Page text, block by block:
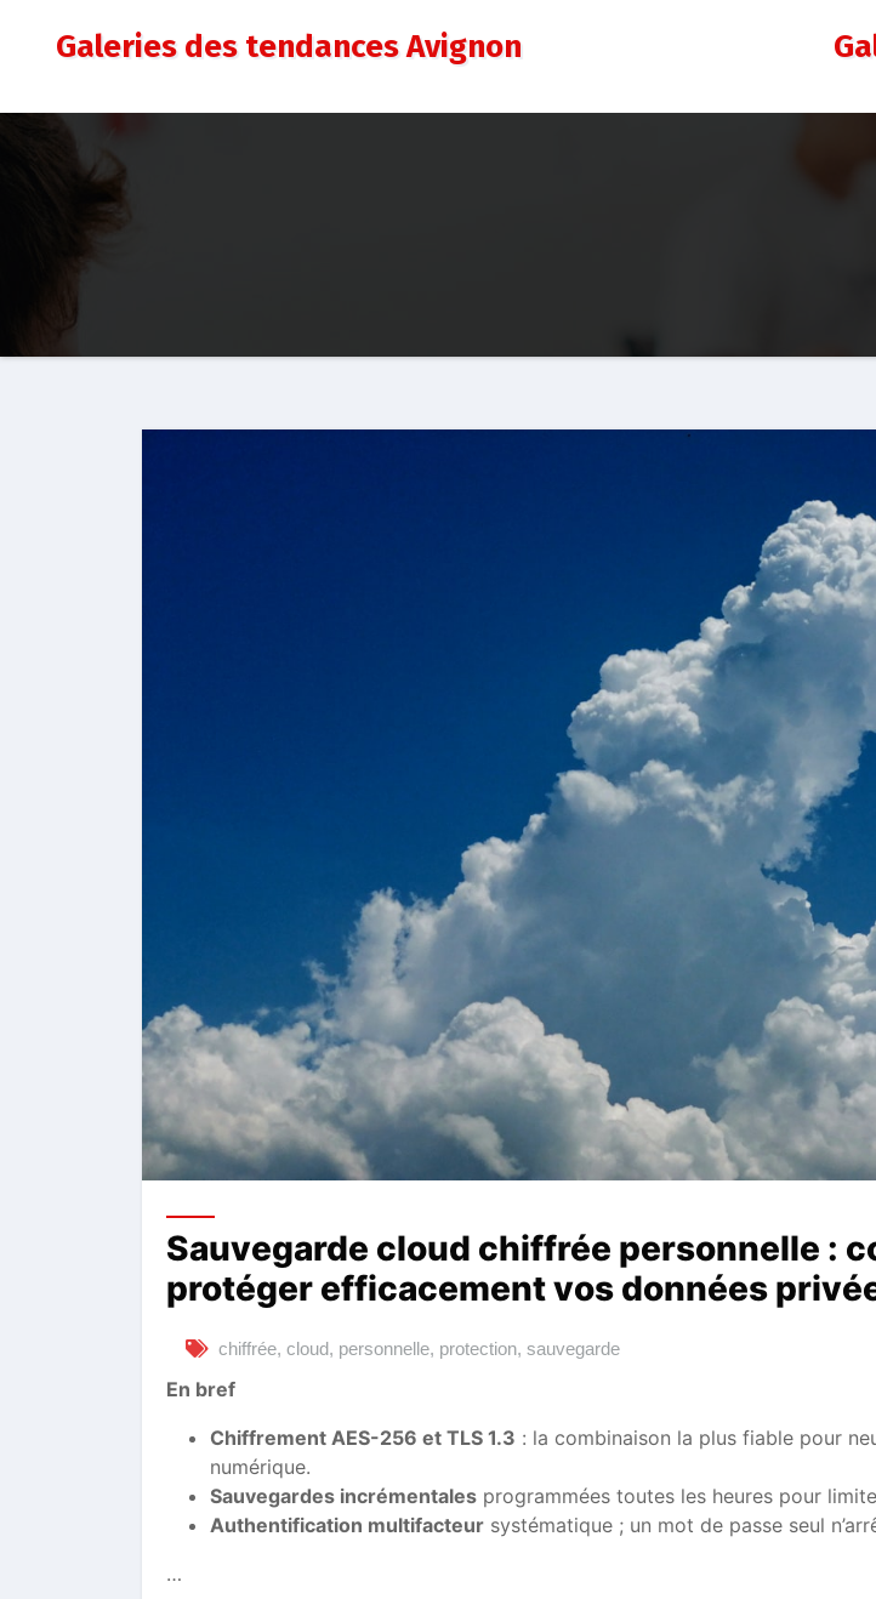
Galeries des tendances Avignon
Sauvegarde cloud chiffrée personnelle :
protéger efficacement vos données
chiffrée, cloud, personnelle, protection, sauvegarde
En bref
Chiffrement AES-256 et TLS 1.3 : la combinaison la plus fiable pour
numérique.
Sauvegardes incrémentales programmées toutes les heures pour
Authentification multifacteur systématique ; un mot de passe seul
…